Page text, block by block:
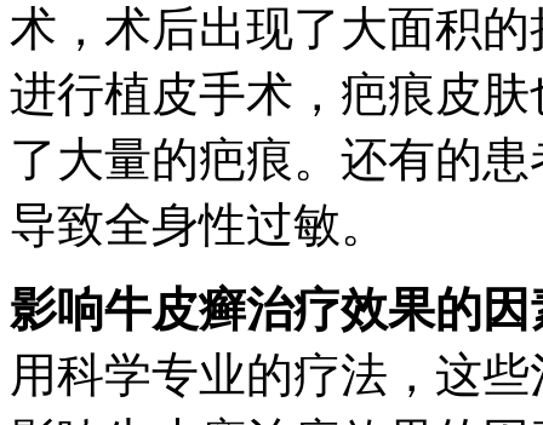
术，术后出现了大面积
进行植皮手术，疤痕皮
了大量的疤痕。还有的
导致全身性过敏。
影响牛皮癣治疗效果的
用科学专业的疗法，这